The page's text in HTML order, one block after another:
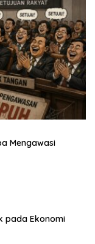
Mengawasi
pada Ekonomi